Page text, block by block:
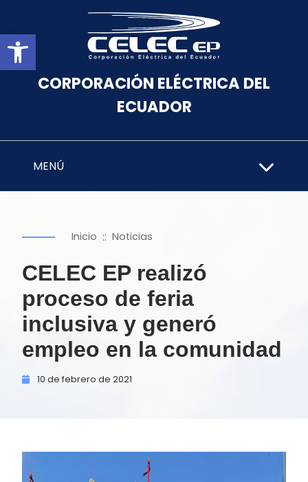
Abrir barra de herramientas
CORPORACIÓN ELÉCTRICA DEL
ECUADOR
MENÚ
Inicio :: Noticias
CELEC EP realizó
proceso de feria
inclusiva y generó
empleo en la comunidad
10 de febrero de 2021